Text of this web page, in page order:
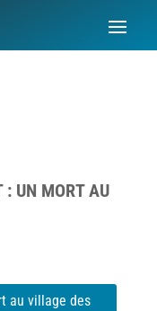
UN MORT AU
au village des